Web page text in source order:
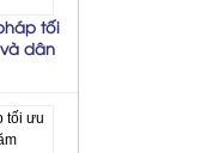
tối
dân